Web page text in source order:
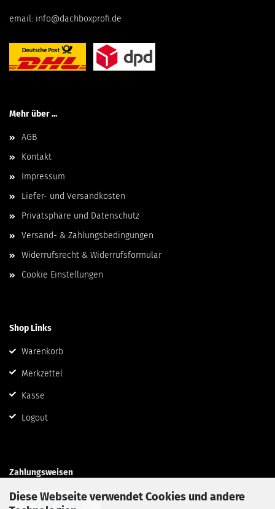
Diese Webseite verwendet Cookies und andere
email: info@dachboxprofi.de
Mehr über ...
AGB
Kontakt
Impressum
Liefer- und Versandkosten
Privatsphäre und Datenschutz
Versand- & Zahlungsbedingungen
Widerrufsrecht & Widerrufsformular
Cookie Einstellungen
Shop Links
Warenkorb
Merkzettel
Kasse
Logout
Zahlungsweisen